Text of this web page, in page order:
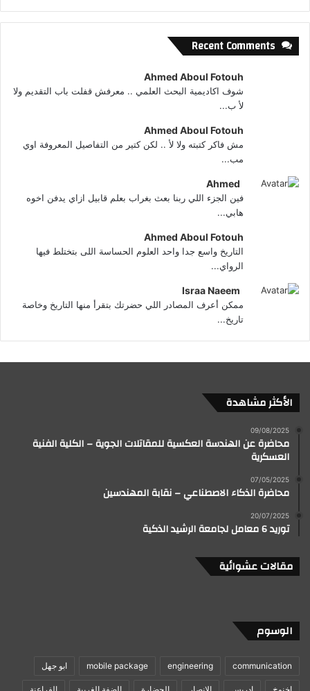
Recent Comments
Ahmed Aboul Fotouh
شوف اكاديمية البحث العلمي .. معرفش قفلت باب التقديم ولا
لأ ب...
Ahmed Aboul Fotouh
مش فاكر كتبته ولا لأ .. لكن كتير من التفاصيل المعروفة اوي
مب...
Ahmed
فين الجزء اللي ربنا بعث بغراب بعلم قابيل ازاي يدفن اخوه
هابي...
Ahmed Aboul Fotouh
التاريخ واسع جدا واحد العلوم الحساسة اللى بتختلط فيها
الرواي...
Israa Naeem
ممكن أعرف المصادر اللي حضرتك بتقرأ منها التاريخ وخاصة
تاريخ...
الأكثر مشاهدة
09/08/2025
محاضرة عن الهندسة العكسية للمقاتلات الجوية – الكلية الفنية
العسكرية
07/05/2025
محاضرة الذكاء الاصطناعي – نقابة المهندسين
20/07/2025
توريد 6 معامل لجامعة الرشيد الذكية
مقالات عشوائية
الوسوم
communication
engineering
mobile package ابو جهل